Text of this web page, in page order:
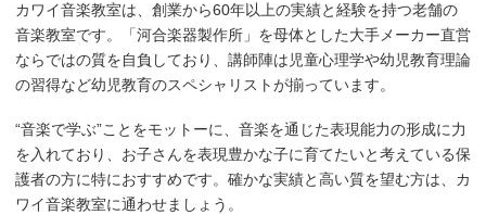
カワイ音楽教室は、創業から60年以上の実績と経験を持つ老舗の
音楽教室です。「河合楽器製作所」を母体とした大手メーカー直営
ならではの質を自負しており、講師陣は児童心理学や幼児教育理論
の習得など幼児教育のスペシャリストが揃っています。
“音楽で学ぶ”ことをモットーに、音楽を通じた表現能力の形成に力
を入れており、お子さんを表現豊かな子に育てたいと考えている保
護者の方に特におすすめです。確かな実績と高い質を望む方は、カ
ワイ音楽教室に通わせましょう。